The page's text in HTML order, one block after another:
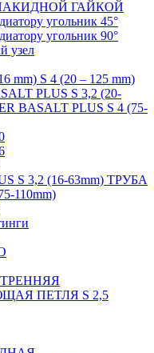
ГАЙКОЙ
угольник 45°
угольник 90°
узел
mm) S 4 (20 – 125 mm)
PLUS S 3,2 (20-
BASALT PLUS S 4 (75-
S 3,2 (16-63mm) ТРУБА
110mm)
ПЕТЛЯ S 2,5